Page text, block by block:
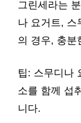
그린세라는
나 요거트, 스
의 경우, 충분
팁: 스무디나
소를 함께 섭
니다.